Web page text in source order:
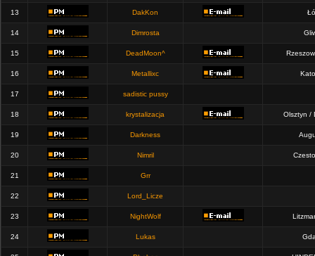
13 DakKon
14 Dimrosta
15 DeadMoon^
16 Metallixc
17 sadistic pussy
18 krystalizacja Olsztyn /
19 Darkness
20 Nimril
21 Grr
22 Lord_Licze
23 NightWolf
24 Lukas